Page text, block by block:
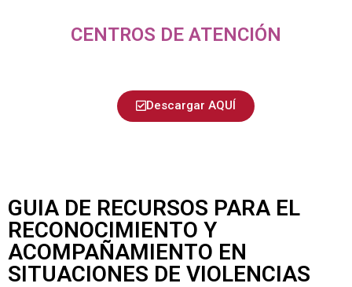
CENTROS DE ATENCIÓN
Descargar AQUÍ
GUIA DE RECURSOS PARA EL
RECONOCIMIENTO Y
ACOMPAÑAMIENTO EN
SITUACIONES DE VIOLENCIAS